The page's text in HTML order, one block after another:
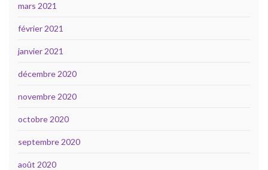
mars 2021
février 2021
janvier 2021
décembre 2020
novembre 2020
octobre 2020
septembre 2020
août 2020